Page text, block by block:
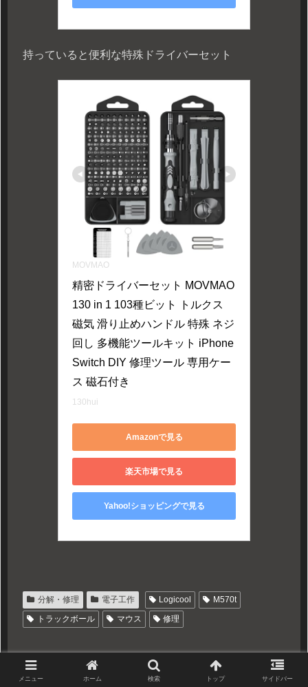
持っていると便利な特殊ドライバーセット
MOVMAO
精密ドライバーセット MOVMAO
130 in 1 103種ビット トルクス
磁気 滑り止めハンドル 特殊 ネジ
回し 多機能ツールキット iPhone
Switch DIY 修理ツール 専用ケー
ス 磁石付き
130hui
Amazonで見る
楽天市場で見る
Yahoo!ショッピングで見る
分解・修理 電子工作 Logicool
M570t
トラックボール
マウス 修理
メニュー ホーム 検索 トップ サイドバー